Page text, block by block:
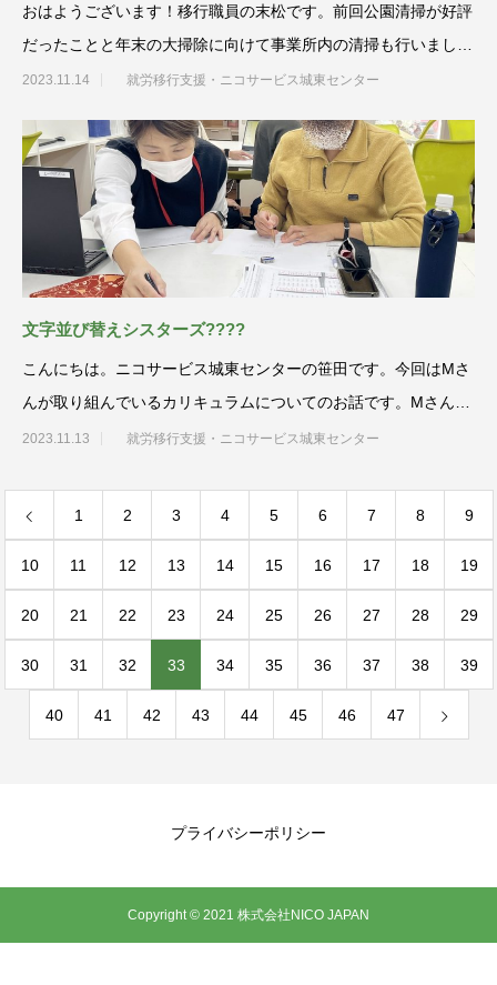
おはようございます！移行職員の末松です。前回公園清掃が好評
だったことと年末の大掃除に向けて事業所内の清掃も行いまし
た。普段か
2023.11.14 就労移行支援・ニコサービス城東センター
文字並び替えシスターズ?‍??‍?
こんにちは。ニコサービス城東センターの笹田です。今回はMさ
んが取り組んでいるカリキュラムについてのお話です。Mさんは
文字並び替えのカ
2023.11.13 就労移行支援・ニコサービス城東センター
1 2 3 4 5 6 7 8 9
10 11 12 13 14 15 16 17 18 19
20 21 22 23 24 25 26 27 28 29
30 31 32 33 34 35 36 37 38 39
40 41 42 43 44 45 46 47
プライバシーポリシー
Copyright © 2021 株式会社NICO JAPAN